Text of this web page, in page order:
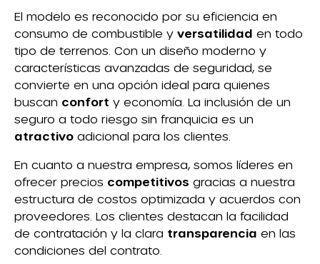
El modelo es reconocido por su eficiencia en
consumo de combustible y versatilidad en todo
tipo de terrenos. Con un diseño moderno y
características avanzadas de seguridad, se
convierte en una opción ideal para quienes
buscan confort y economía. La inclusión de un
seguro a todo riesgo sin franquicia es un
atractivo adicional para los clientes.
En cuanto a nuestra empresa, somos líderes en
ofrecer precios competitivos gracias a nuestra
estructura de costos optimizada y acuerdos con
proveedores. Los clientes destacan la facilidad
de contratación y la clara transparencia en las
condiciones del contrato.